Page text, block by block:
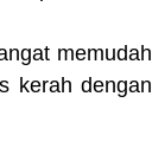
kerah